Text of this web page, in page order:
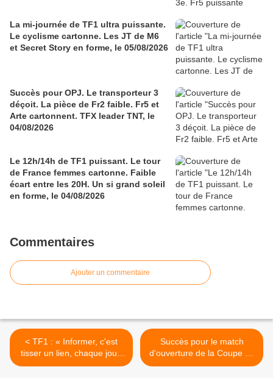
La mi-journée de TF1 ultra puissante.
Le cyclisme cartonne. Les JT de M6
et Secret Story en forme, le 05/08/2026
Succès pour OPJ. Le transporteur 3
déçoit. La pièce de Fr2 faible. Fr5 et
Arte cartonnent. TFX leader TNT, le
04/08/2026
Le 12h/14h de TF1 puissant. Le tour
de France femmes cartonne. Faible
écart entre les 20H. Un si grand soleil
en forme, le 04/08/2026
Commentaires
Ajouter un commentaire
< TF1 : « Informer, c'est
tisser un lien, chaque jour,
avec les français », «
Succès pour le match
d'ouverture de la Coupe du
monde 2026. La fiction de